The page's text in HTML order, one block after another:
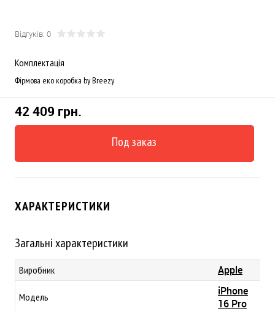
Відгуків: 0
Комплектація
Фірмова еко коробка by Breezy
42 409 грн.
Под заказ
ХАРАКТЕРИСТИКИ
Загальні характеристики
Виробник Apple
Модель
iPhone
16 Pro